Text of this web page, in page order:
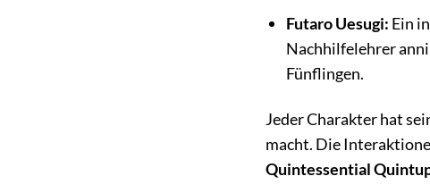
Futaro Uesugi: Ein
Nachhilfelehrer
Fünflingen.
Jeder Charakter hat
macht. Die
Quintessential